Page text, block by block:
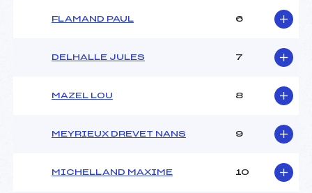
Ouvreurs B :FLAMAND PAUL 6
DELHALLE JULES 7
MAZEL LOU 8
MEYRIEUX DREVET NANS 9
MICHELLAND MAXIME 10